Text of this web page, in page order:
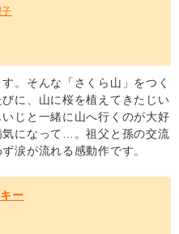
。そんな「さくら山」をつく
に、山に桜を植えてきたじい
じと一緒に山へ行くのが大好
気になって…。祖父と孫の交流
涙が流れる感動作です。
ー